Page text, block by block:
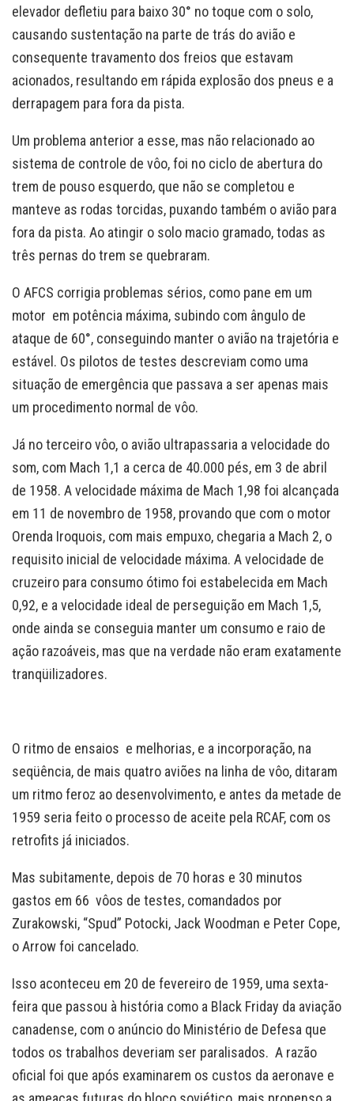
elevador defletiu para baixo 30° no toque com o solo,
causando sustentação na parte de trás do avião e
consequente travamento dos freios que estavam
acionados, resultando em rápida explosão dos pneus e a
derrapagem para fora da pista.
Um problema anterior a esse, mas não relacionado ao
sistema de controle de vôo, foi no ciclo de abertura do
trem de pouso esquerdo, que não se completou e
manteve as rodas torcidas, puxando também o avião para
fora da pista. Ao atingir o solo macio gramado, todas as
três pernas do trem se quebraram.
O AFCS corrigia problemas sérios, como pane em um
motor em potência máxima, subindo com ângulo de
ataque de 60°, conseguindo manter o avião na trajetória e
estável. Os pilotos de testes descreviam como uma
situação de emergência que passava a ser apenas mais
um procedimento normal de vôo.
Já no terceiro vôo, o avião ultrapassaria a velocidade do
som, com Mach 1,1 a cerca de 40.000 pés, em 3 de abril
de 1958. A velocidade máxima de Mach 1,98 foi alcançada
em 11 de novembro de 1958, provando que com o motor
Orenda Iroquois, com mais empuxo, chegaria a Mach 2, o
requisito inicial de velocidade máxima. A velocidade de
cruzeiro para consumo ótimo foi estabelecida em Mach
0,92, e a velocidade ideal de perseguição em Mach 1,5,
onde ainda se conseguia manter um consumo e raio de
ação razoáveis, mas que na verdade não eram exatamente
tranqüilizadores.
O ritmo de ensaios e melhorias, e a incorporação, na
seqüência, de mais quatro aviões na linha de vôo, ditaram
um ritmo feroz ao desenvolvimento, e antes da metade de
1959 seria feito o processo de aceite pela RCAF, com os
retrofits já iniciados.
Mas subitamente, depois de 70 horas e 30 minutos
gastos em 66 vôos de testes, comandados por
Zurakowski, “Spud” Potocki, Jack Woodman e Peter Cope,
o Arrow foi cancelado.
Isso aconteceu em 20 de fevereiro de 1959, uma sexta-
feira que passou à história como a Black Friday da aviação
canadense, com o anúncio do Ministério de Defesa que
todos os trabalhos deveriam ser paralisados. A razão
oficial foi que após examinarem os custos da aeronave e